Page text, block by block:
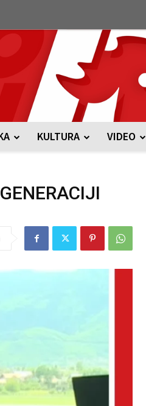
KULTURA VIDEO